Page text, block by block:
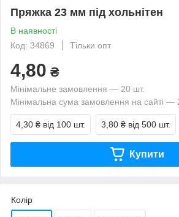
Пряжка 23 мм під хольнітен
В наявності
Код: 34869
Тільки опт
4,80 ₴
Мінімальне замовлення — 20 шт.
Мінімальна сума замовлення на сайті —
4,30 ₴ від 100 шт. 3,80 ₴ від 500 шт.
Купити
Колір